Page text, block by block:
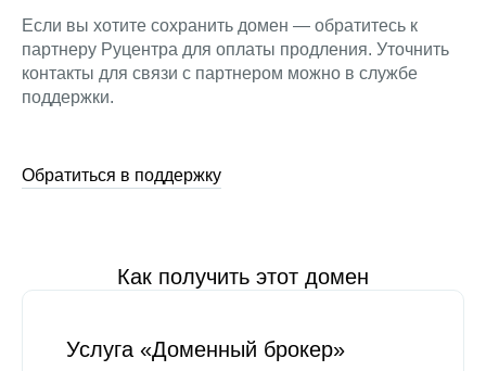
Если вы хотите сохранить домен — обратитесь к
партнеру Руцентра для оплаты продления. Уточнить
контакты для связи с партнером можно в службе
поддержки.
Обратиться в поддержку
Как получить этот домен
Услуга «Доменный брокер»